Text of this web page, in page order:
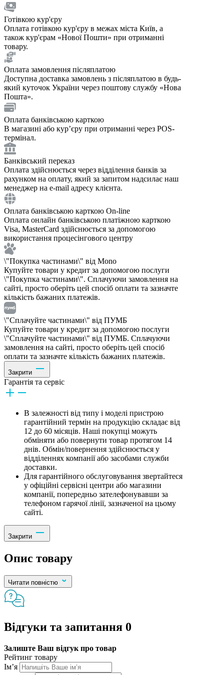
Готівкою кур'єру
Оплата готівкою кур'єру в межах міста Київ, а
також кур'єрам «Нової Пошти» при отриманні
товару.
Оплата замовлення післяплатою
Доступна доставка замовлень з післяплатою в будь-
який куточок України через поштову службу «Нова
Пошта».
Оплата банківською карткою
В магазині або курʼєру при отриманні через POS-
термінал.
Банківський переказ
Оплата здійснюється через відділення банків за
рахунком на оплату, який за запитом надсилає наш
менеджер на e-mail адресу клієнта.
Оплата банківською карткою On-line
Оплата онлайн банківською платіжною карткою
Visa, MasterCard здійснюється за допомогою
використання процесінгового центру
\"Покупка частинами\" від Mono
Купуйте товари у кредит за допомогою послуги
\"Покупка частинами\". Сплачуючи замовлення на
сайті, просто оберіть цей спосіб оплати та зазначте
кількість бажаних платежів.
\"Сплачуйте частинами\" від ПУМБ
Купуйте товари у кредит за допомогою послуги
\"Сплачуйте частинами\" від ПУМБ. Сплачуючи
замовлення на сайті, просто оберіть цей спосіб
оплати та зазначте кількість бажаних платежів.
Закрити
Гарантія та сервіс
В залежності від типу і моделі пристрою
гарантійний термін на продукцію складає від
12 до 60 місяців. Наші покупці можуть
обміняти або повернути товар протягом 14
днів. Обмін/повернення здійснюється у
відділеннях компанії або засобами служби
доставки.
Для гарантійного обслуговування звертайтеся
у офіційні сервісні центри або магазини
компанії, попередньо зателефонувавши за
телефоном гарячої лінії, зазначеної на цьому
сайті.
Закрити
Опис товару
Читати повністю
Відгуки та запитання 0
Залиште Ваш відгук про товар
Рейтинг товару
Ім’я